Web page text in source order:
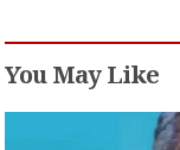
You May Like